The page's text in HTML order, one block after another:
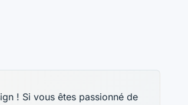
! Si vous êtes passionné de